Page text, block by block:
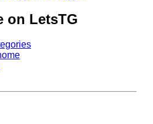
on LetsTG